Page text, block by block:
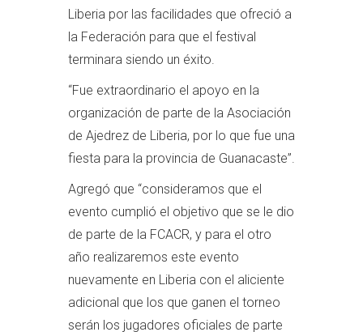
Liberia por las facilidades que ofreció a
la Federación para que el festival
terminara siendo un éxito.
“Fue extraordinario el apoyo en la
organización de parte de la Asociación
de Ajedrez de Liberia, por lo que fue una
fiesta para la provincia de Guanacaste”.
Agregó que “consideramos que el
evento cumplió el objetivo que se le dio
de parte de la FCACR, y para el otro
año realizaremos este evento
nuevamente en Liberia con el aliciente
adicional que los que ganen el torneo
serán los jugadores oficiales de parte